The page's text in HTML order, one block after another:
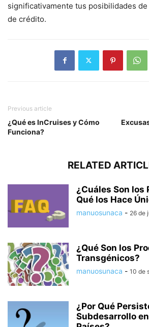
significativamente tus posibilidades
de crédito.
Previous article
¿Qué es InCruises y Cómo
Funciona?
RELATED
¿Cuáles Son los
Qué los Hace
manuosunaca - 26 de
¿Qué Son los
Transgénicos?
manuosunaca - 10 de
¿Por Qué
Subdesarrollo